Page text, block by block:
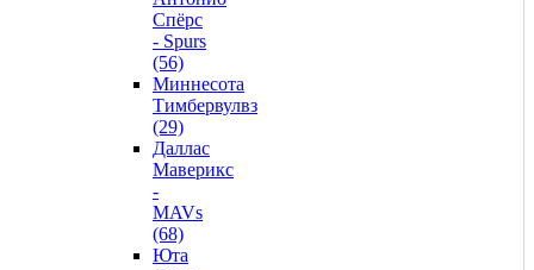
Спёрс
- Spurs
(56)
Миннесота
Тимбервулвз
(29)
Даллас
Маверикс
-
MAVs
(68)
Юта